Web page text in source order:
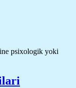
psixologik yoki